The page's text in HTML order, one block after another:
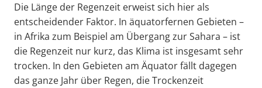
Die Länge der Regenzeit erweist sich hier als
entscheidender Faktor. In äquatorfernen Gebieten –
in Afrika zum Beispiel am Übergang zur Sahara – ist
die Regenzeit nur kurz, das Klima ist insgesamt sehr
trocken. In den Gebieten am Äquator fällt dagegen
das ganze Jahr über Regen, die Trockenzeit